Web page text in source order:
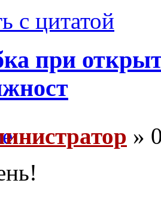
с цитатой
при
»